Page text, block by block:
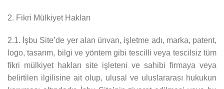
2. Fikri Mülkiyet Hakları
2.1. İşbu Site’de yer alan ünvan, işletme adı, marka, patent,
logo, tasarım, bilgi ve yöntem gibi tescilli veya tescilsiz tüm
fikri mülkiyet hakları site işleteni ve sahibi firmaya veya
belirtilen ilgilisine ait olup, ulusal ve uluslararası hukukun